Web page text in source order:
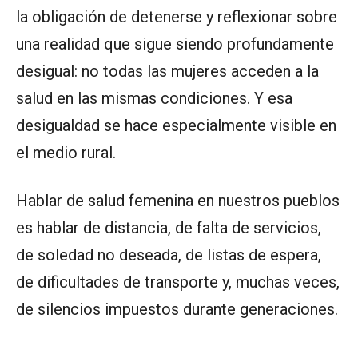
la obligación de detenerse y reflexionar sobre
una realidad que sigue siendo profundamente
desigual: no todas las mujeres acceden a la
salud en las mismas condiciones. Y esa
desigualdad se hace especialmente visible en
el medio rural.
Hablar de salud femenina en nuestros pueblos
es hablar de distancia, de falta de servicios,
de soledad no deseada, de listas de espera,
de dificultades de transporte y, muchas veces,
de silencios impuestos durante generaciones.